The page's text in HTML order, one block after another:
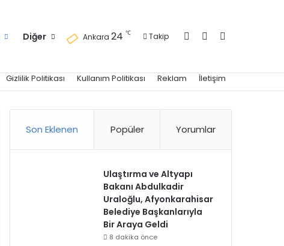
Diğer Ankara 24 ℃ Takip Kayıt OlKenar Bölmesi
Gizlilik Politikası Kullanım Politikası Reklam İletişim
Son Eklenen Popüler Yorumlar
Ulaştırma ve Altyapı
Bakanı Abdulkadir
Uraloğlu, Afyonkarahisar
Belediye Başkanlarıyla
Bir Araya Geldi
8 dakika önce